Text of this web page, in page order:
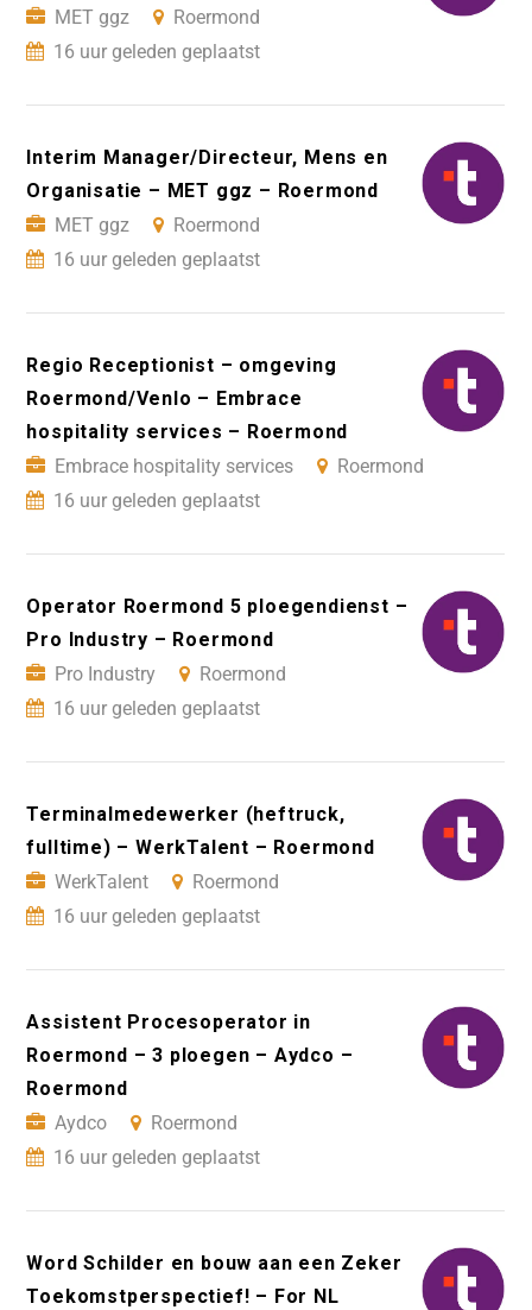
MET ggz
Roermond
16 uur geleden geplaatst
Interim Manager/Directeur, Mens en
Organisatie – MET ggz – Roermond
MET ggz
Roermond
16 uur geleden geplaatst
Regio Receptionist – omgeving
Roermond/Venlo – Embrace
hospitality services – Roermond
Embrace hospitality services
Roermond
16 uur geleden geplaatst
Operator Roermond 5 ploegendienst –
Pro Industry – Roermond
Pro Industry
Roermond
16 uur geleden geplaatst
Terminalmedewerker (heftruck,
fulltime) – WerkTalent – Roermond
WerkTalent
Roermond
16 uur geleden geplaatst
Assistent Procesoperator in
Roermond – 3 ploegen – Aydco –
Roermond
Aydco
Roermond
16 uur geleden geplaatst
Word Schilder en bouw aan een Zeker
Toekomstperspectief! – For NL